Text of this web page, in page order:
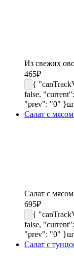
Из свежих
465₽
{
false,
"prev": "0" }
Салат с
Салат с
695₽
{
false,
"prev": "0" }
Салат с